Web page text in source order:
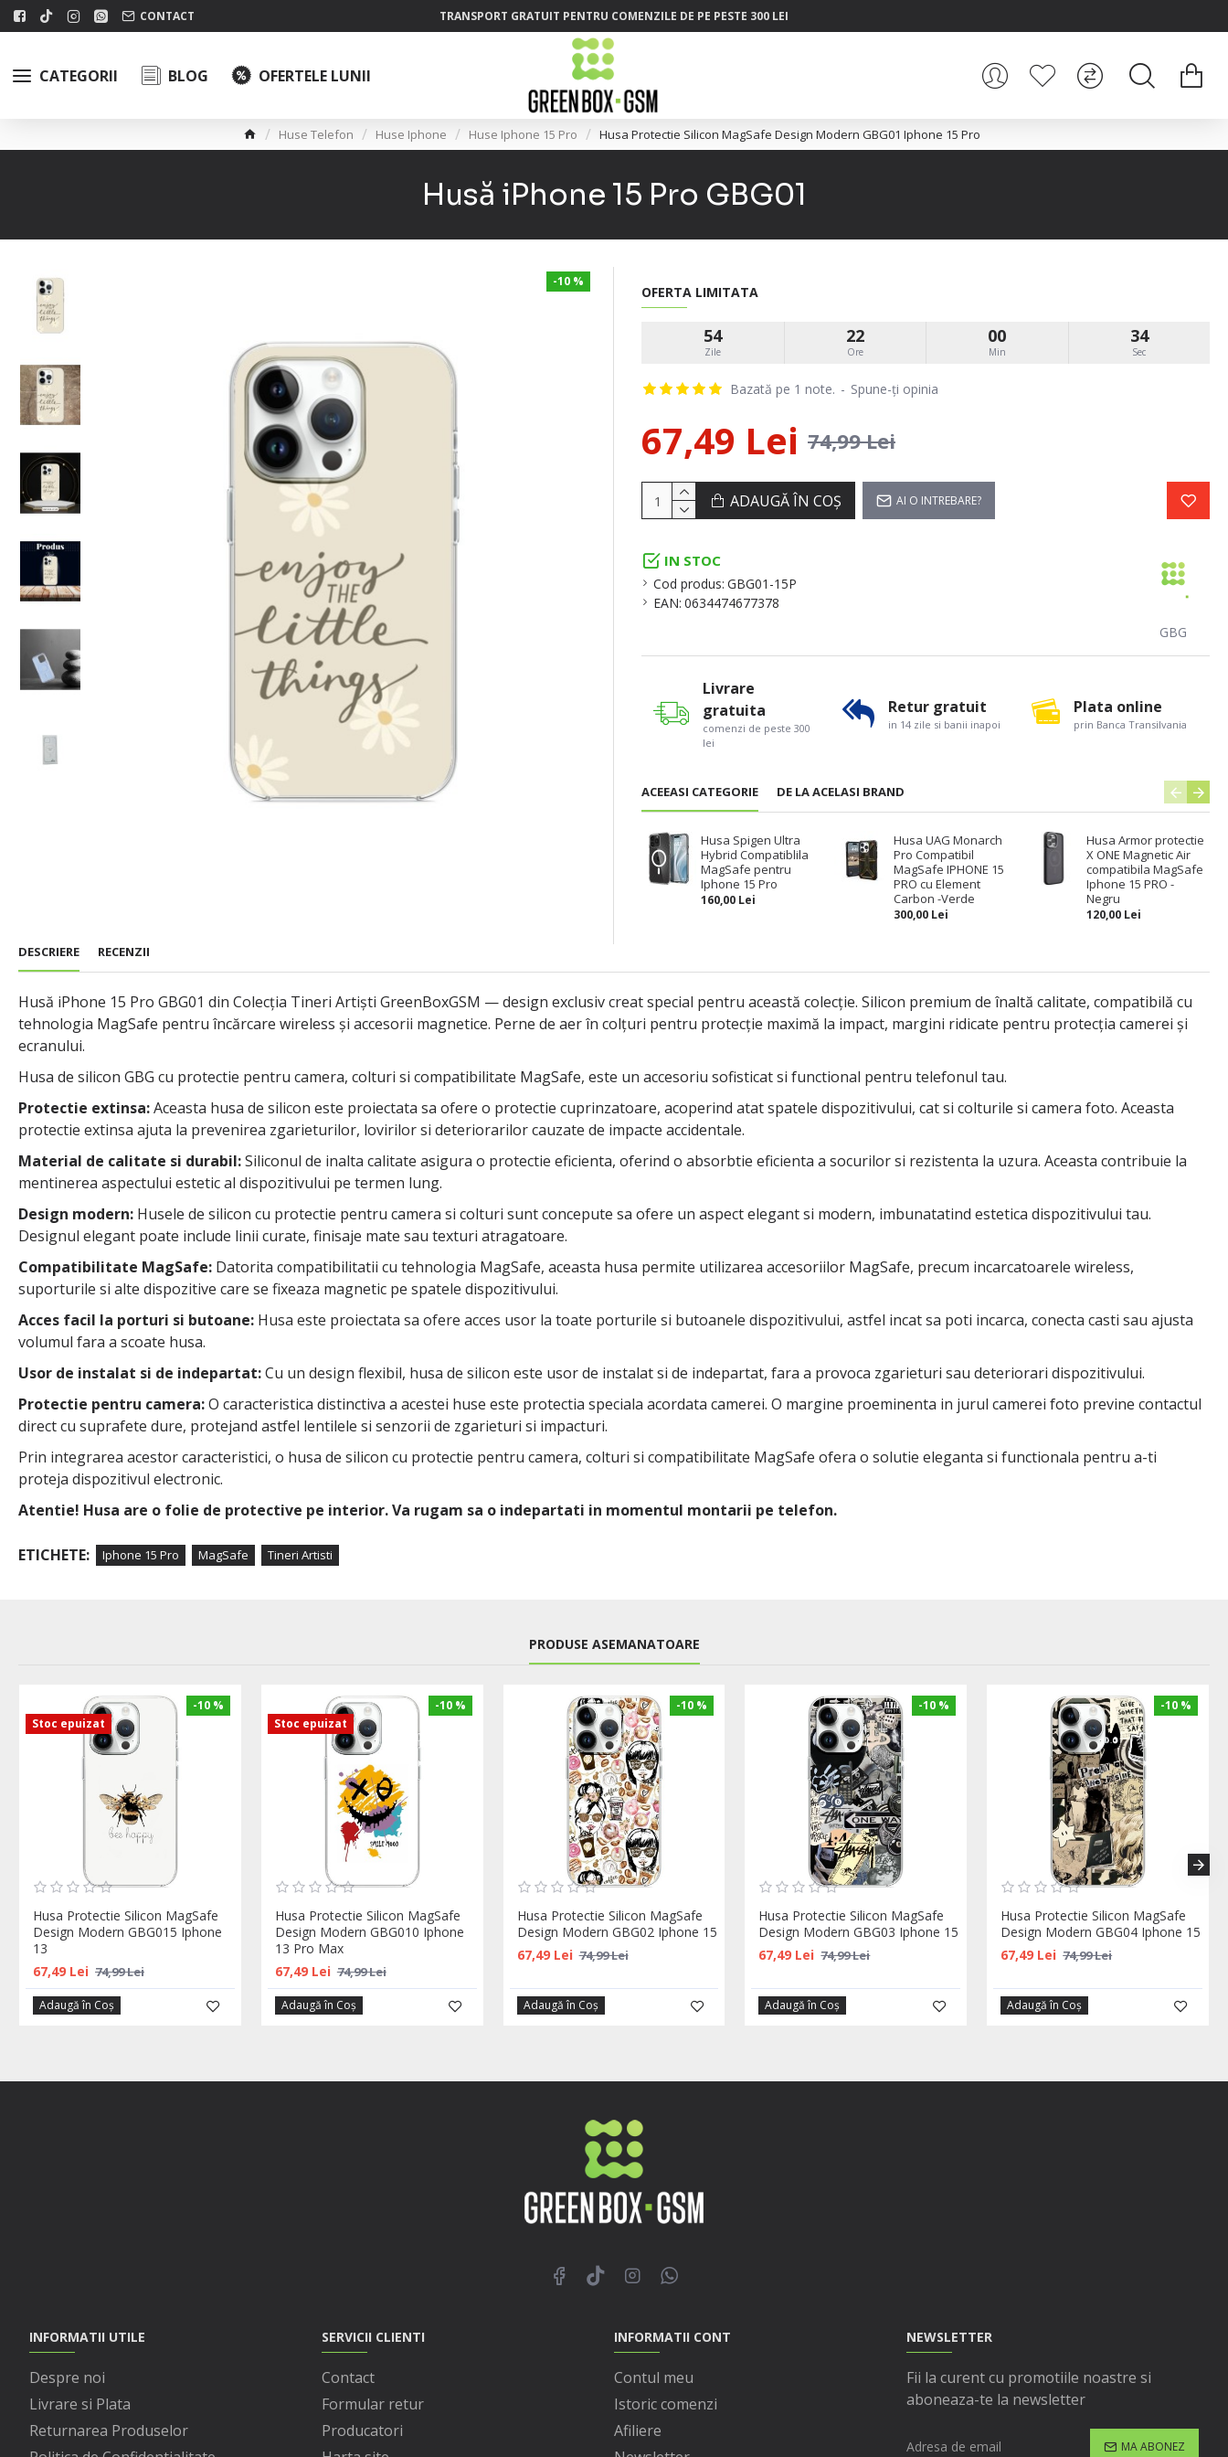
CONTACT TRANSPORT GRATUIT PENTRU COMENZILE DE PE PESTE 300 LEI
CATEGORII BLOG OFERTELE LUNII
Huse Telefon Huse Iphone Huse Iphone 15 Pro Husa Protectie Silicon MagSafe Design Modern GBG01 Iphone 15 Pro
Husă iPhone 15 Pro GBG01
-10 %
IN STOC
Cod produs: GBG01-15P
EAN: 0634474677378
GBG
Bazată pe 1 note. - Spune-ţi opinia
OFERTA LIMITATA
54
Zile
22
Ore
00
Min
34
Sec
67,49 Lei 74,99 Lei
ADAUGĂ ÎN COŞ AI O INTREBARE?
ACEEASI CATEGORIE DE LA ACELASI BRAND
Husa Spigen Ultra
Hybrid Compatiblila
MagSafe pentru
Iphone 15 Pro
160,00 Lei
Husa UAG Monarch
Pro Compatibil
MagSafe IPHONE 15
PRO cu Element
Carbon -Verde
300,00 Lei
Husa Armor protectie
X ONE Magnetic Air
compatibila MagSafe
Iphone 15 PRO -
Negru
120,00 Lei
Livrare
gratuita
comenzi de peste 300
lei
Retur gratuit
in 14 zile si banii inapoi
Plata online
prin Banca Transilvania
DESCRIERE RECENZII
Husă iPhone 15 Pro GBG01 din Colecția Tineri Artiști GreenBoxGSM — design exclusiv creat special pentru această colecție. Silicon premium de înaltă calitate, compatibilă cu
tehnologia MagSafe pentru încărcare wireless și accesorii magnetice. Perne de aer în colțuri pentru protecție maximă la impact, margini ridicate pentru protecția camerei și
ecranului.
Husa de silicon GBG cu protectie pentru camera, colturi si compatibilitate MagSafe, este un accesoriu sofisticat si functional pentru telefonul tau.
Protectie extinsa:Aceasta husa de silicon este proiectata sa ofere o protectie cuprinzatoare, acoperind atat spatele dispozitivului, cat si colturile si camera foto. Aceasta
protectie extinsa ajuta la prevenirea zgarieturilor, lovirilor si deteriorarilor cauzate de impacte accidentale.
Material de calitate si durabil:Siliconul de inalta calitate asigura o protectie eficienta, oferind o absorbtie eficienta a socurilor si rezistenta la uzura. Aceasta contribuie la
mentinerea aspectului estetic al dispozitivului pe termen lung.
Design modern: Husele de silicon cu protectie pentru camera si colturi sunt concepute sa ofere un aspect elegant si modern, imbunatatind estetica dispozitivului tau.
Designul elegant poate include linii curate, finisaje mate sau texturi atragatoare.
Compatibilitate MagSafe: Datorita compatibilitatii cu tehnologia MagSafe, aceasta husa permite utilizarea accesoriilor MagSafe, precum incarcatoarele wireless,
suporturile si alte dispozitive care se fixeaza magnetic pe spatele dispozitivului.
Acces facil la porturi si butoane: Husa este proiectata sa ofere acces usor la toate porturile si butoanele dispozitivului, astfel incat sa poti incarca, conecta casti sau ajusta
volumul fara a scoate husa.
Usor de instalat si de indepartat:Cu un design flexibil, husa de silicon este usor de instalat si de indepartat, fara a provoca zgarieturi sau deteriorari dispozitivului.
Protectie pentru camera:O caracteristica distinctiva a acestei huse este protectia speciala acordata camerei. O margine proeminenta in jurul camerei foto previne contactul
direct cu suprafete dure, protejand astfel lentilele si senzorii de zgarieturi si impacturi.
Prin integrarea acestor caracteristici, o husa de silicon cu protectie pentru camera, colturi si compatibilitate MagSafe ofera o solutie eleganta si functionala pentru a-ti
proteja dispozitivul electronic.
Atentie! Husa are o folie de protective pe interior. Va rugam sa o indepartati in momentul montarii pe telefon.
ETICHETE: Iphone 15 Pro MagSafe Tineri Artisti
PRODUSE ASEMANATOARE
-10 %
Stoc epuizat
Husa Protectie Silicon MagSafe
Design Modern GBG015 Iphone
13
67,49 Lei 74,99 Lei
Adaugă în Coş
-10 %
Stoc epuizat
Husa Protectie Silicon MagSafe
Design Modern GBG010 Iphone
13 Pro Max
67,49 Lei 74,99 Lei
Adaugă în Coş
-10 %
Husa Protectie Silicon MagSafe
Design Modern GBG02 Iphone 15
67,49 Lei 74,99 Lei
Adaugă în Coş
-10 %
Husa Protectie Silicon MagSafe
Design Modern GBG03 Iphone 15
67,49 Lei 74,99 Lei
Adaugă în Coş
-10 %
Husa Protectie Silicon MagSafe
Design Modern GBG04 Iphone 15
67,49 Lei 74,99 Lei
Adaugă în Coş
INFORMATII UTILE
Despre noi
Livrare si Plata
Returnarea Produselor
SERVICII CLIENTI
Contact
Formular retur
Producatori
INFORMATII CONT
Contul meu
Istoric comenzi
Afiliere
NEWSLETTER
Fii la curent cu promotiile noastre si
aboneaza-te la newsletter
MA ABONEZ